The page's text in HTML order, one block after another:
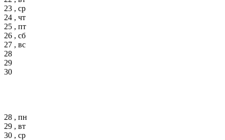
23 , ср
24 , чт
25 , пт
26 , сб
27 , вс
28
29
30
28 , пн
29 , вт
30 , ср